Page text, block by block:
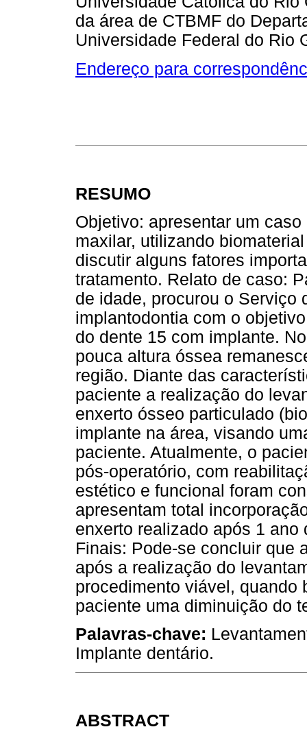
da área de CTBMF do
Universidade Federal do Rio
Endereço para
RESUMO
Objetivo: apresentar um
maxilar, utilizando
discutir alguns fatores
tratamento. Relato de caso:
de idade, procurou o Serviço
implantodontia com o
do dente 15 com implante.
pouca altura óssea
região. Diante das
paciente a realização do
enxerto ósseo particulado
implante na área, visando
paciente. Atualmente, o
pós-operatório, com
estético e funcional foram
apresentam total
enxerto realizado após 1
Finais: Pode-se concluir que
após a realização do
procedimento viável, quando
paciente uma diminuição do
Palavras-chave:
Implante dentário.
ABSTRACT